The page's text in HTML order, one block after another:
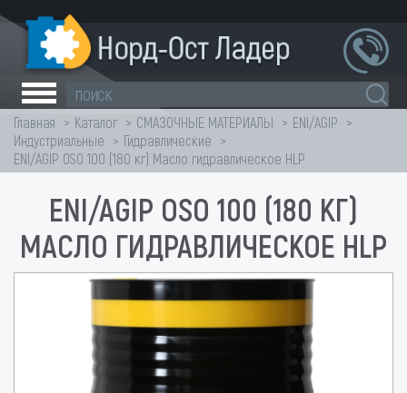
Главная Каталог СМАЗОЧНЫЕ МАТЕРИАЛЫ
ENI/AGIP
Индустриальные
Гидравлические
ENI/AGIP OSO 100 (180 кг) Масло гидравлическое HLP
ENI/AGIP OSO 100 (180 КГ)
МАСЛО ГИДРАВЛИЧЕСКОЕ HLP